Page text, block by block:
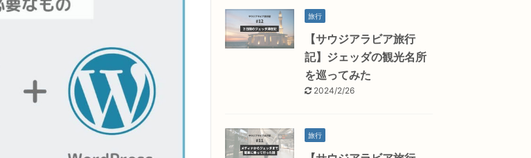
旅行
【サウジアラビア旅行
記】ジェッダの観光名所
を巡ってみた
2024/2/26
旅行